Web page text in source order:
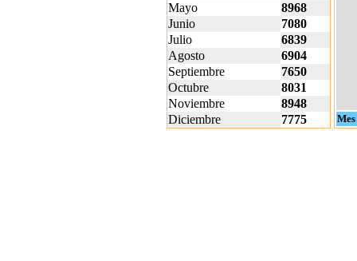
Mayo
8968
Junio
7080
Julio
6839
Agosto
6904
Septiembre
7650
Octubre
8031
Noviembre
8948
Diciembre
7775 Mes